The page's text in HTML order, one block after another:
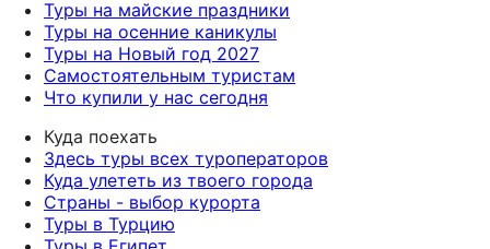
Туры на майские праздники
Туры на осенние каникулы
Туры на Новый год 2027
Самостоятельным туристам
Что купили у нас сегодня
Куда поехать
Здесь туры всех туроператоров
Куда улететь из твоего города
Страны - выбор курорта
Туры в Турцию